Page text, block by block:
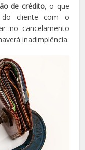
de crédito, o que
do cliente com o
no cancelamento
inadimplência.